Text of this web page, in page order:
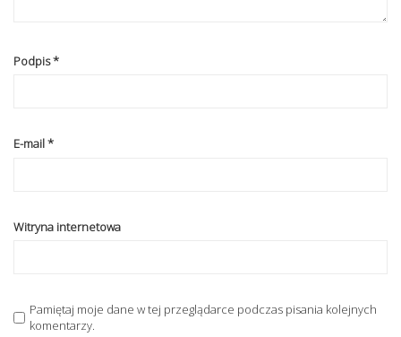
Podpis*
E-mail*
Witryna internetowa
Pamiętaj moje dane w tej przeglądarce podczas pisania kolejnych
komentarzy.